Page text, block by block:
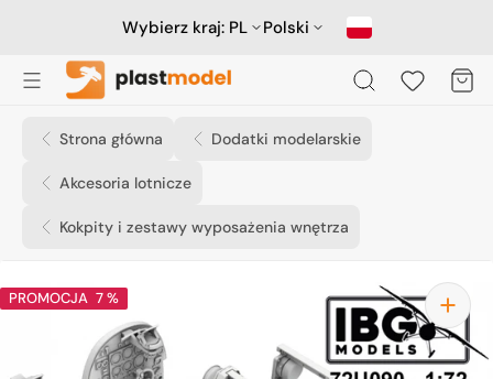
Wybierz kraj: PL Polski
Koszyk
Strona główna Dodatki modelarskie
Akcesoria lotnicze
Kokpity i zestawy wyposażenia wnętrza
PROMOCJA 7 %